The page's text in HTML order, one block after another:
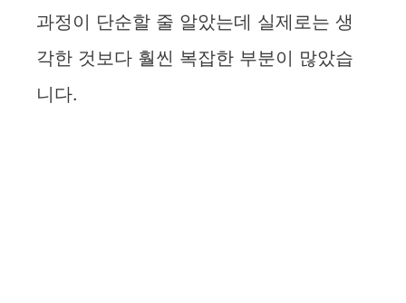
과정이 단순할 줄 알았는데 실제로는 생
각한 것보다 훨씬 복잡한 부분이 많았습
니다.